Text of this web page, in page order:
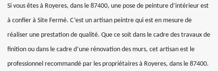
Si vous êtes à Royeres, dans le 87400, une pose de peinture d’intérieur est
à confier à Site Fermé. C’est un artisan peintre qui est en mesure de
réaliser une prestation de qualité. Que ce soit dans le cadre des travaux de
finition ou dans le cadre d’une rénovation des murs, cet artisan est le
professionnel recommandé par les propriétaires à Royeres, dans le 87400.